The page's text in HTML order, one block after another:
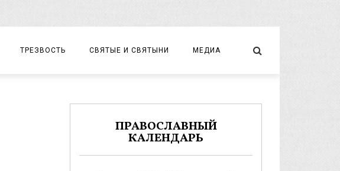
ТРЕЗВОСТЬ СВЯТЫЕ И СВЯТЫНИ МЕДИА
ФОТО
ПРАВОСЛАВНЫЙ
КАЛЕНДАРЬ